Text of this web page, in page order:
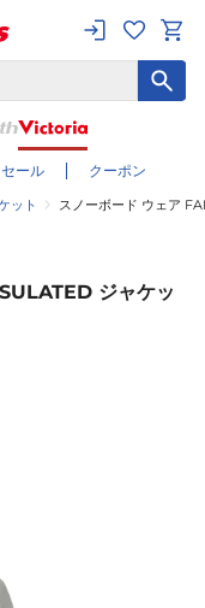
セール クーポン
ット スノーボード ウェア
ジャケッ